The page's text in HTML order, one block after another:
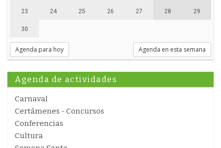
23 24 25 26 27 28 29
30
Agenda para hoy Agenda en esta semana
Agenda de actividades
Carnaval
Certámenes - Concursos
Conferencias
Cultura